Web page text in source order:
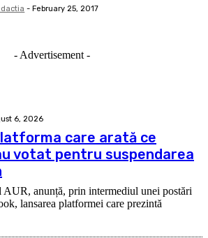
- February 25, 2017
- Advertisement -
6, 2026
care arată ce
votat pentru suspendarea
anunță, prin intermediul unei postări
lansarea platformei care prezintă